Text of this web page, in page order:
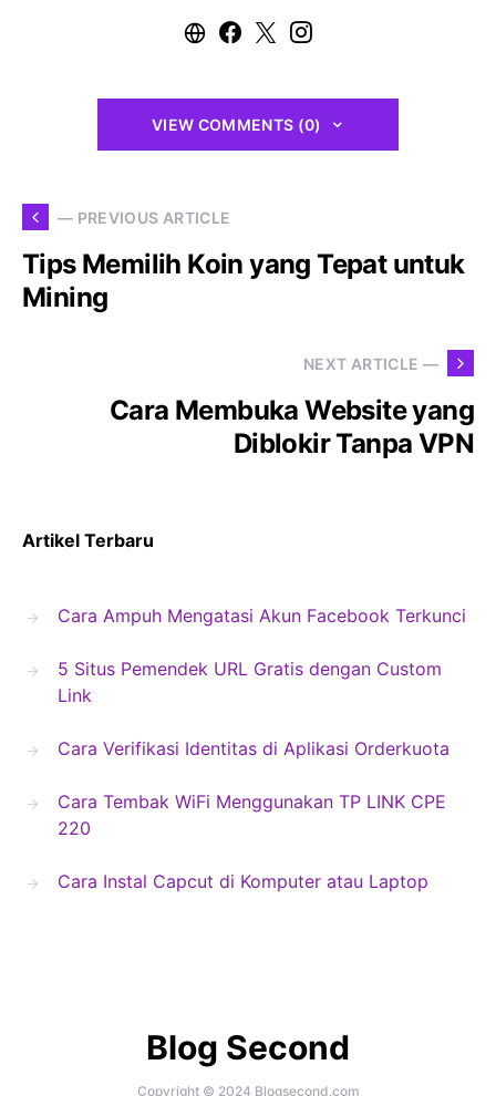
VIEW COMMENTS (0)
— PREVIOUS ARTICLE
Tips Memilih Koin yang Tepat untuk
Mining
NEXT ARTICLE —
Cara Membuka Website yang
Diblokir Tanpa VPN
Artikel Terbaru
Cara Ampuh Mengatasi Akun Facebook Terkunci
5 Situs Pemendek URL Gratis dengan Custom
Link
Cara Verifikasi Identitas di Aplikasi Orderkuota
Cara Tembak WiFi Menggunakan TP LINK CPE
220
Cara Instal Capcut di Komputer atau Laptop
Blog Second
Copyright © 2024 Blogsecond.com